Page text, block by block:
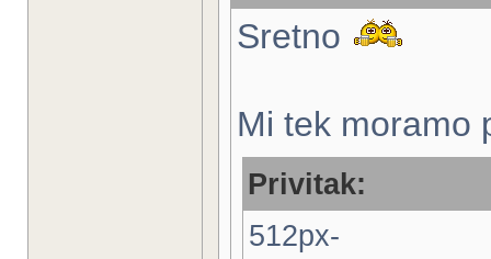
Sretno
Mi tek moramo
Privitak:
512px-